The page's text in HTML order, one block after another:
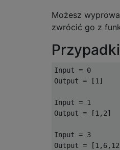
Możesz
zwrócić go z
Input = 0
Output = [1]
Input = 1
Output = [1,2]
Input = 3
Output =